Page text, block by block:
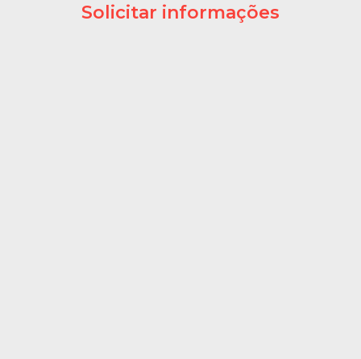
Solicitar informações